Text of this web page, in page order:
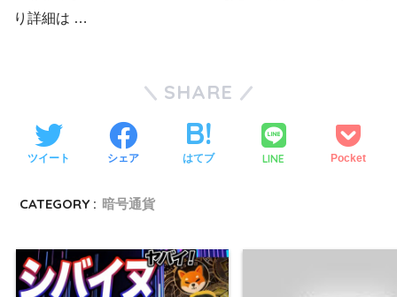
り詳細は …
SHARE
ツイート シェア はてブ LINE Pocket
CATEGORY : 暗号通貨